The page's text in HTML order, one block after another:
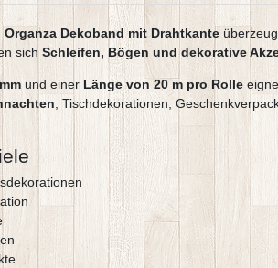
Dekoband mit Drahtkante
sichSchleifen, Bögen und dekorative
und einer Länge von 20 m pro Rolle
, Tischdekorationen,